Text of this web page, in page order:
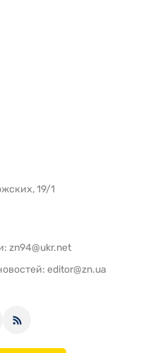
19/1
zn94@ukr.net
editor@zn.ua